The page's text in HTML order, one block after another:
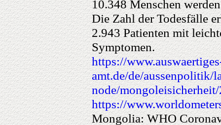
10.348 Menschen
Die Zahl der Todesfälle
2.943 Patienten mit
Symptomen.
https://
amt.de/de/aussenpolitik/
node/
https://
Mongolia: WHO